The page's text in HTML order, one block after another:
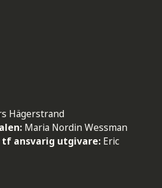
Hägerstrand
Maria Nordin Wessman
tf ansvarig utgivare: Eric